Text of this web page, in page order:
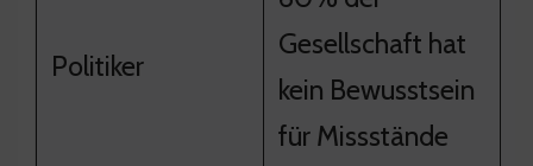
Politiker
Gesellschaft hat
kein Bewusstsein
für Missstände